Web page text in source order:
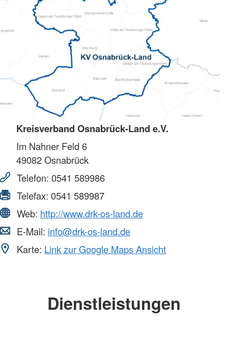
Kreisverband Osnabrück-Land e.V.
Im Nahner Feld 6
49082Osnabrück
Telefon: 0541 589986
Telefax: 0541 589987
Web: http://www.drk-os-land.de
E-Mail: info@drk-os-land.de
Karte: Link zur Google Maps Ansicht
Dienstleistungen